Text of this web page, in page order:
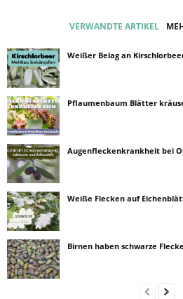
VERWANDTE ARTIKEL
Weißer Belag an
Pflaumenbaum Blätter
Augenfleckenkrankheit bei
Weiße Flecken auf
Birnen haben schwarze